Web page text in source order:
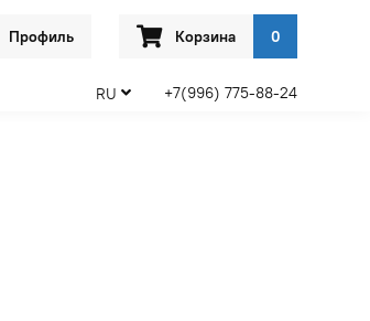
Профиль Корзина 0
RU +7(996) 775-88-24